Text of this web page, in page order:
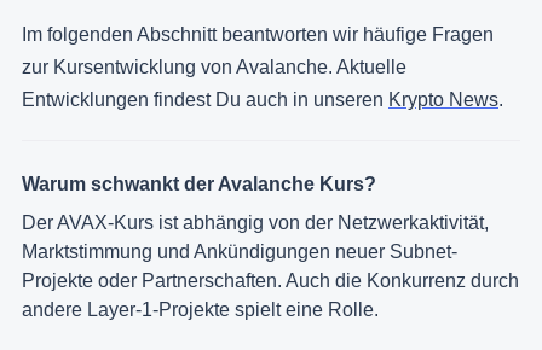
Im folgenden Abschnitt beantworten wir häufige Fragen
zur Kursentwicklung von Avalanche. Aktuelle
Entwicklungen findest Du auch in unseren Krypto News.
Warum schwankt der Avalanche Kurs?
Der AVAX-Kurs ist abhängig von der Netzwerkaktivität,
Marktstimmung und Ankündigungen neuer Subnet-
Projekte oder Partnerschaften. Auch die Konkurrenz durch
andere Layer-1-Projekte spielt eine Rolle.